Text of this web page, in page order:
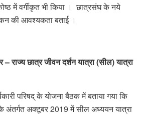
में वर्गीकृत भी किया । छात्रसंघ के नये
की आवश्यकता बताई ।
राज्य छात्र जीवन दर्शन यात्रा (सील) यात्रा
परिषद् के योजना बैठक में बताया गया कि
अंतर्गत अक्टूबर 2019 में सील अध्ययन यात्रा